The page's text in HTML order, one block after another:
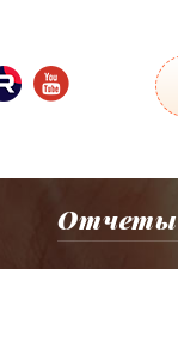
Отчеты